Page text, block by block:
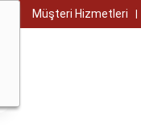
Müşteri Hizmetleri